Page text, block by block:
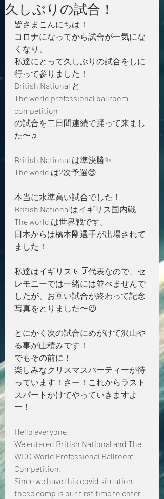
久しぶりの試合！
皆さまこんにちは！
コロナになってから試合が一気にな
くなり、
私達にとって久しぶりの試合をしに
行って参りました！
British National と
The world professional ballroom
competition
の試合を二日間連続で踊って来まし
た〜♫
British National は準決勝✨
The world は2次予選😊
本当に水準高い試合でした！
British Nationalはイギリス国内戦
The world は世界戦です。
日本からは橋本剛選手が出場されて
ました！
私達はイギリス🇬🇧代表なので、セ
レモニーでは一緒には並べませんで
したが、お互い試合が終わって記念
写真をとりました〜😉
とにかく次の試合にめがけて沢山や
る事が山積みです！
でもその前に！
楽しみなクリスマスパーティーが待
っています！さー！これからラスト
スパートかけてやっていきますよ
ー！
Hello everyone!
We entered British National and The
WDC World Professional Ballroom
Competition!
Since we have this covid situation
these comp is our first time to enter!